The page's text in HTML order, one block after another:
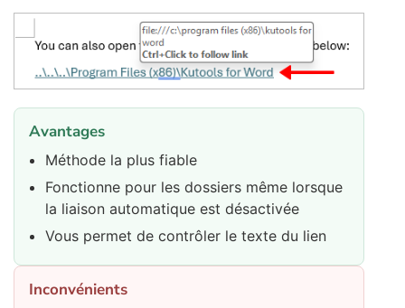
Avantages
Méthode la plus fiable
Fonctionne pour les dossiers même lorsque
la liaison automatique est désactivée
Vous permet de contrôler le texte du lien
Inconvénients